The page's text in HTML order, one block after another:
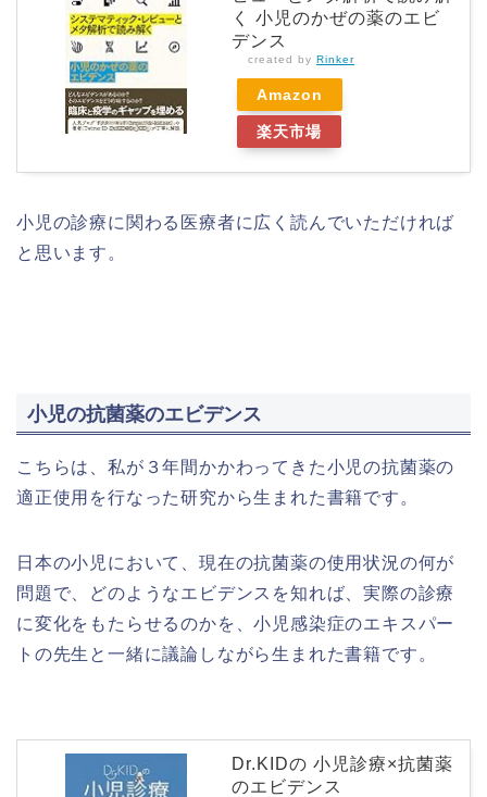
く 小児のかぜの薬のエビ
デンス
created by Rinker
Amazon
楽天市場
小児の診療に関わる医療者に広く読んでいただければ
と思います。
小児の抗菌薬のエビデンス
こちらは、私が３年間かかわってきた小児の抗菌薬の
適正使用を行なった研究から生まれた書籍です。
日本の小児において、現在の抗菌薬の使用状況の何が
問題で、どのようなエビデンスを知れば、実際の診療
に変化をもたらせるのかを、小児感染症のエキスパー
トの先生と一緒に議論しながら生まれた書籍です。
Dr.KIDの 小児診療×抗菌薬
のエビデンス